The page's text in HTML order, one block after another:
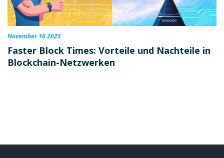
November 16 2025
Faster Block Times: Vorteile und Nachteile in
Blockchain-Netzwerken